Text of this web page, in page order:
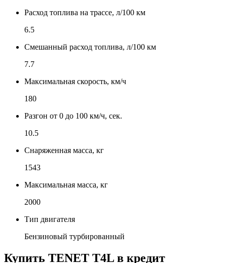
Расход топлива на трассе, л/100 км
6.5
Смешанный расход топлива, л/100 км
7.7
Максимальная скорость, км/ч
180
Разгон от 0 до 100 км/ч, сек.
10.5
Снаряженная масса, кг
1543
Максимальная масса, кг
2000
Тип двигателя
Бензиновый турбированный
Купить TENET T4L в кредит